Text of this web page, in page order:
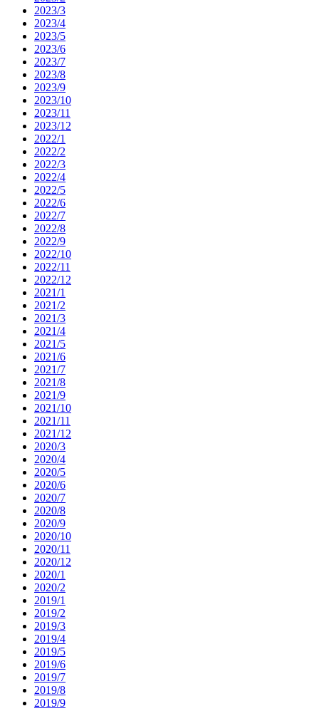
2023/3
2023/4
2023/5
2023/6
2023/7
2023/8
2023/9
2023/10
2023/11
2023/12
2022/1
2022/2
2022/3
2022/4
2022/5
2022/6
2022/7
2022/8
2022/9
2022/10
2022/11
2022/12
2021/1
2021/2
2021/3
2021/4
2021/5
2021/6
2021/7
2021/8
2021/9
2021/10
2021/11
2021/12
2020/3
2020/4
2020/5
2020/6
2020/7
2020/8
2020/9
2020/10
2020/11
2020/12
2020/1
2020/2
2019/1
2019/2
2019/3
2019/4
2019/5
2019/6
2019/7
2019/8
2019/9